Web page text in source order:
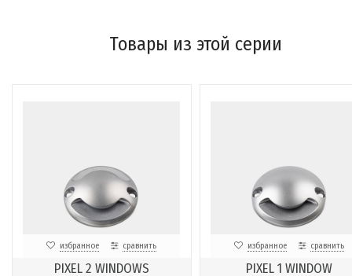
Товары из этой серии
избранное сравнить
PIXEL 2 WINDOWS
избранное сравнить
PIXEL 1 WINDOW